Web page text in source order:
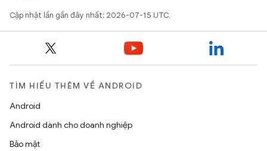
Cập nhật lần gần đây nhất: 2026-07-15 UTC.
TÌM HIỂU THÊM VỀ ANDROID
Android
Android dành cho doanh nghiệp
Bảo mật